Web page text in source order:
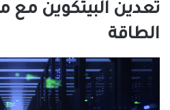
تعدين البيتكوين مع
الطاقة